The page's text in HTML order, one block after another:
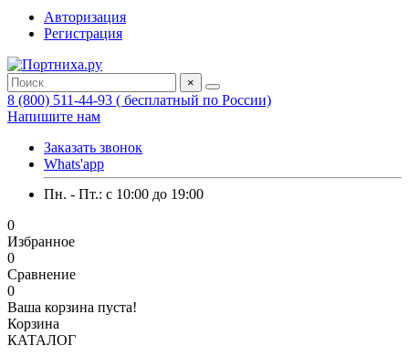
Авторизация
Регистрация
×
8 (800) 511-44-93 ( бесплатный по России)
Напишите нам
Заказать звонок
Whats'app
Пн. - Пт.: c 10:00 до 19:00
0
Избранное
0
Сравнение
0
Ваша корзина пуста!
Корзина
КАТАЛОГ